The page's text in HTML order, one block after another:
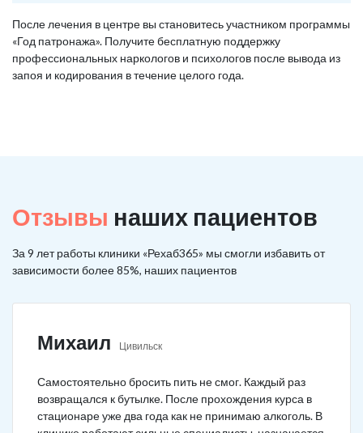
После лечения в центре вы становитесь участником программы
«Год патронажа». Получите бесплатную поддержку
профессиональных наркологов и психологов после вывода из
запоя и кодирования в течение целого года.
Отзывы наших пациентов
За 9 лет работы клиники «Рехаб365» мы смогли избавить от
зависимости более 85%, наших пациентов
Михаил Цивильск
Самостоятельно бросить пить не смог. Каждый раз
возвращался к бутылке. После прохождения курса в
стационаре уже два года как не принимаю алкоголь. В